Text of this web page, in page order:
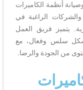
أنظمة الكاميرات
والشركات الراغبة في
يتميز فريق العمل
بشكل سلس وفعال، مع
من الجودة والرضا.